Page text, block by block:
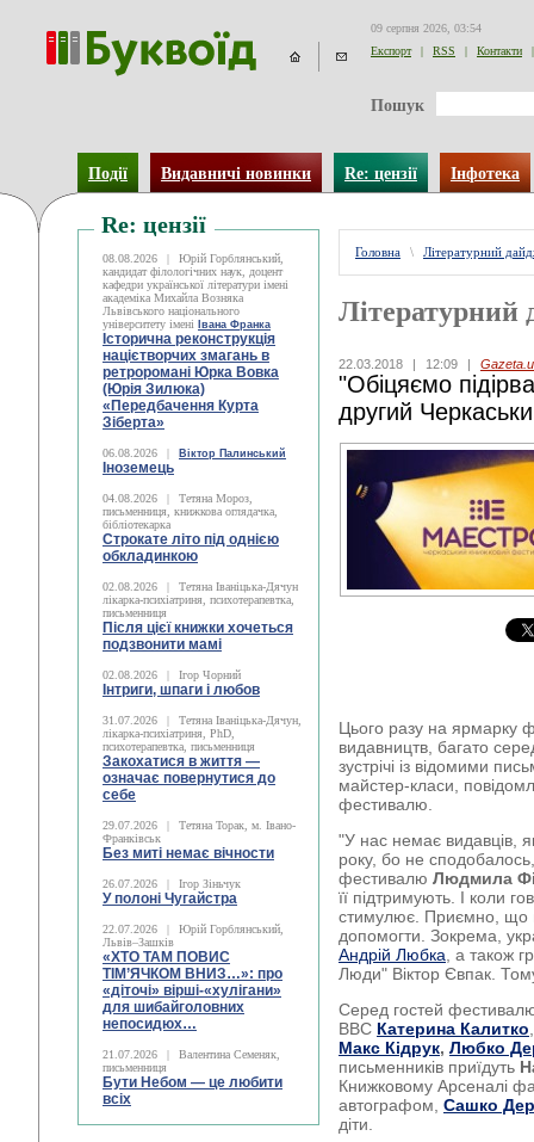
09 серпня 2026, 03:54
Експорт
| RSS | Контакти |
Пошук
Події Видавничі новинки Re: цензії Інфотека
Re: цензії
08.08.2026 |
Юрій Горблянський,
кандидат філологічних наук, доцент
кафедри української літератури імені
академіка Михайла Возняка
Львівського національного
університету імені
Івана Франка
Історична реконструкція
націєтворчих змагань в
ретроромані Юрка Вовка
(Юрія Зилюка)
«Передбачення Курта
Зіберта»
06.08.2026 | Віктор Палинський
Іноземець
04.08.2026 |
Тетяна Мороз,
письменниця, книжкова оглядачка,
бібліотекарка
Строкате літо під однією
обкладинкою
02.08.2026 |
Тетяна Іваніцька-Дячун
лікарка-психіатриня, психотерапевтка,
письменниця
Після цієї книжки хочеться
подзвонити мамі
02.08.2026 | Ігор Чорний
Інтриги, шпаги і любов
31.07.2026 |
Тетяна Іваніцька-Дячун,
лікарка-психіатриня, PhD,
психотерапевтка, письменниця
Закохатися в життя —
означає повернутися до
себе
29.07.2026 |
Тетяна Торак, м. Івано-
Франківськ
Без миті немає вічности
26.07.2026 | Ігор Зіньчук
У полоні Чугайстра
22.07.2026 |
Юрій Горблянський,
Львів–Зашків
«ХТО ТАМ ПОВИС
ТІМ’ЯЧКОМ ВНИЗ…»: про
«діточі» вірші-«хулігани»
для шибайголовних
непосидюх…
21.07.2026 |
Валентина Семеняк,
письменниця
Бути Небом ― це любити
всіх
Головна \ Літературний
Літературний
22.03.2018 | 12:09 |
"Обіцяємо
другий
Цього разу на ярмарку
видавництв, багато
зустрічі із відомими
майстер-класи,
фестивалю.
"У нас немає видавців,
року, бо не сподобалось,
фестивалю Людмила
її підтримують. І коли
стимулює. Приємно, що
допомогти. Зокрема,
Андрій Любка , а також
Люди" Віктор Євпак.
Серед гостей
ВВС Катерина Калитко
Макс Кідрук, Любко
письменників приїдуть
Книжковому Арсеналі
автографом, Сашко
діти.